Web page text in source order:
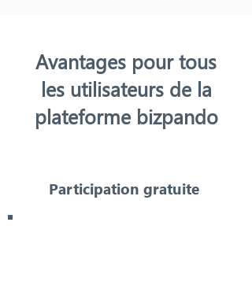
Avantages pour tous
les utilisateurs de la
plateforme bizpando
Participation gratuite